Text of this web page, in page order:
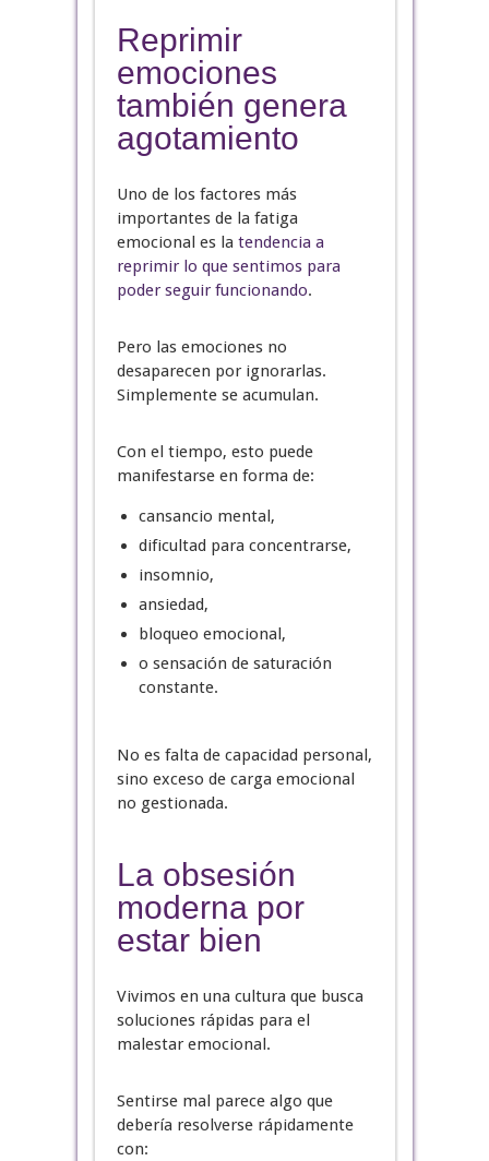
Reprimir
emociones
también genera
agotamiento
Uno de los factores más
importantes de la fatiga
emocional es la tendencia a
reprimir lo que sentimos para
poder seguir funcionando.
Pero las emociones no
desaparecen por ignorarlas.
Simplemente se acumulan.
Con el tiempo, esto puede
manifestarse en forma de:
cansancio mental,
dificultad para concentrarse,
insomnio,
ansiedad,
bloqueo emocional,
o sensación de saturación
constante.
No es falta de capacidad personal,
sino exceso de carga emocional
no gestionada.
La obsesión
moderna por
estar bien
Vivimos en una cultura que busca
soluciones rápidas para el
malestar emocional.
Sentirse mal parece algo que
debería resolverse rápidamente
con: